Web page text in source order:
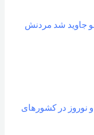
جاوید شد مردنش
و نوروز در کشورهای